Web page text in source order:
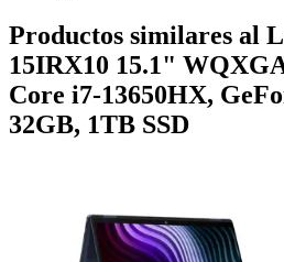
Productos similares al
15IRX10 15.1"
Core i7-13650HX,
32GB, 1TB SSD